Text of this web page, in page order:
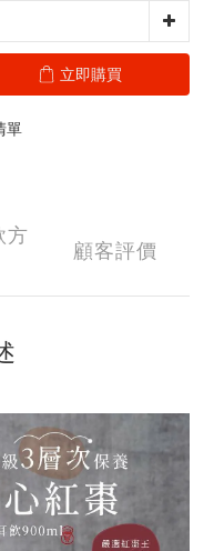
立即購買
單
方
顧客評價